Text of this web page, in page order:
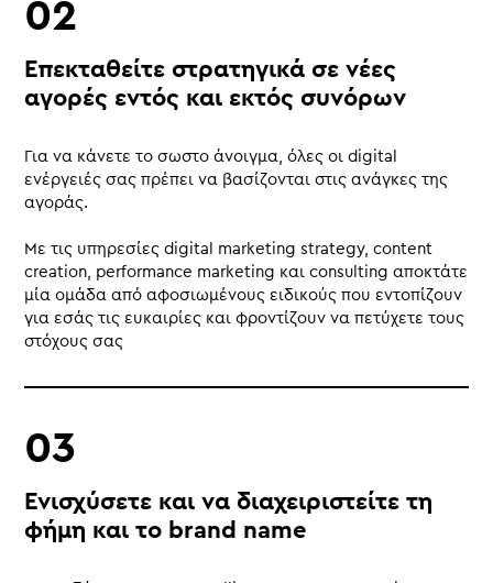
Επεκταθείτε στρατηγικά σε νέες
αγορές εντός και εκτός συνόρων
Για να κάνετε το σωστο άνοιγμα, όλες οι digital
ενέργειές σας πρέπει να βασίζονται στις ανάγκες της
αγοράς.
Με τις υπηρεσίες digital marketing strategy, content
creation, performance marketing και consulting αποκτάτε
μία ομάδα από αφοσιωμένους ειδικούς που εντοπίζουν
για εσάς τις ευκαιρίες και φροντίζουν να πετύχετε τους
στόχους σας
Ενισχύσετε και να διαχειριστείτε τη
φήμη και το brand name